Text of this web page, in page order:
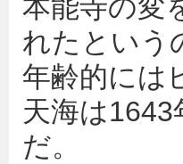
本能寺の変
れたという
年齢的には
天海は
だ。